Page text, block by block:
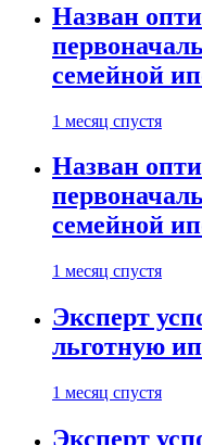
Назван
семейной
1 месяц спустя
Назван
семейной
1 месяц спустя
Эксперт
льготную
1 месяц спустя
Эксперт